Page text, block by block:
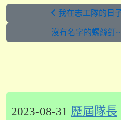
我在志工隊的日
沒有名字的螺絲釘
2023-08-31 歷屆隊長